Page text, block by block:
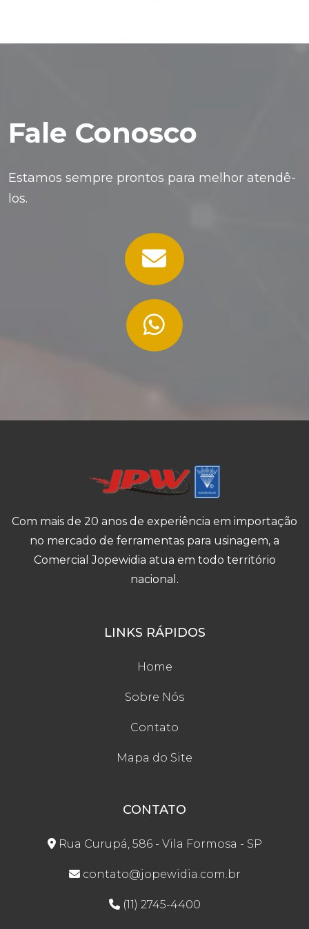
Fale Conosco
Estamos sempre prontos para melhor atendê-
los.
Com mais de 20 anos de experiência em importação
no mercado de ferramentas para usinagem, a
Comercial Jopewidia atua em todo território
nacional.
LINKS RÁPIDOS
Home
Sobre Nós
Contato
Mapa do Site
CONTATO
Rua Curupá, 586 - Vila Formosa - SP
contato@jopewidia.com.br
(11) 2745-4400